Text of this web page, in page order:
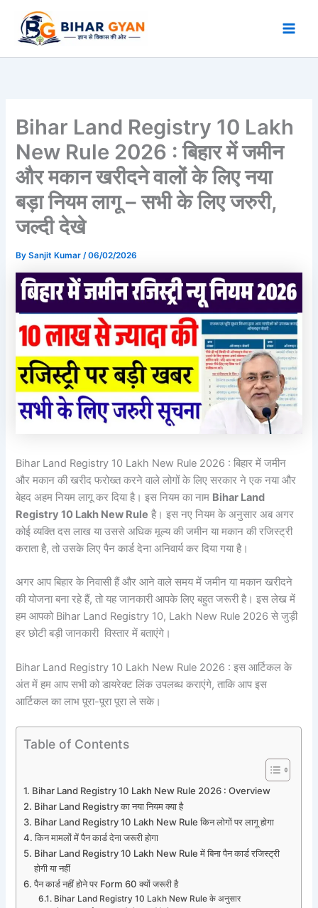
content
Bihar Land Registry 10 Lakh
New Rule 2026 : बिहार में जमीन
और मकान खरीदने वालों के लिए नया
बड़ा नियम लागू – सभी के लिए जरुरी,
जल्दी देखे
BySanjit Kumar/06/02/2026
Bihar Land Registry 10 Lakh New Rule 2026 : बिहार में जमीन
और मकान की खरीद फरोख्त करने वाले लोगों के लिए सरकार ने एक नया और
बेहद अहम नियम लागू कर दिया है। इस नियम का नाम Bihar Land
Registry 10 Lakh New Rule है। इस नए नियम के अनुसार अब अगर
कोई व्यक्ति दस लाख या उससे अधिक मूल्य की जमीन या मकान की रजिस्ट्री
कराता है, तो उसके लिए पैन कार्ड देना अनिवार्य कर दिया गया है।
अगर आप बिहार के निवासी हैं और आने वाले समय में जमीन या मकान खरीदने
की योजना बना रहे हैं, तो यह जानकारी आपके लिए बहुत जरूरी है। इस लेख में
हम आपको Bihar Land Registry 10, Lakh New Rule 2026 से जुड़ी
हर छोटी बड़ी जानकारी विस्तार में बताएंगे।
Bihar Land Registry 10 Lakh New Rule 2026 : इस आर्टिकल के
अंत में हम आप सभी को डायरेक्ट लिंक उपलब्ध कराएंगे, ताकि आप इस
आर्टिकल का लाभ पूरा-पूरा पूरा ले सके।
Table of Contents
Bihar Land Registry 10 Lakh New Rule 2026 : Overview
Bihar Land Registry का नया नियम क्या है
Bihar Land Registry 10 Lakh New Rule किन लोगों पर लागू होगा
किन मामलों में पैन कार्ड देना जरूरी होगा
Bihar Land Registry 10 Lakh New Rule में बिना पैन कार्ड रजिस्ट्री
होगी या नहीं
पैन कार्ड नहीं होने पर Form 60 क्यों जरूरी है
Bihar Land Registry 10 Lakh New Rule के अनुसार